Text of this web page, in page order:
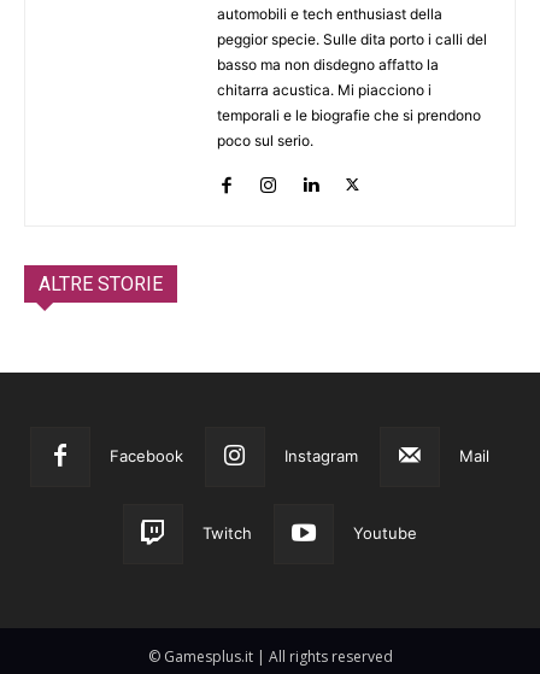
automobili e tech enthusiast della
peggior specie. Sulle dita porto i calli del
basso ma non disdegno affatto la
chitarra acustica. Mi piacciono i
temporali e le biografie che si prendono
poco sul serio.
ALTRE STORIE
Facebook Instagram Mail
Twitch Youtube
© Gamesplus.it | All rights reserved